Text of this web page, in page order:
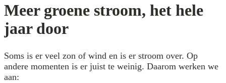
Meer groene stroom, het hele
jaar door
Soms is er veel zon of wind en is er stroom over. Op
andere momenten is er juist te weinig. Daarom werken we
aan: